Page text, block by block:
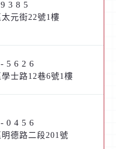
元街22號1樓
5626
士路12巷6號1樓
0456
德路二段201號